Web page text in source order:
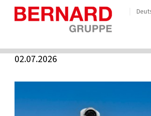
Zum
Inhalt
Start »Verkehrsanalyse mit intelligenter
02.07.2026